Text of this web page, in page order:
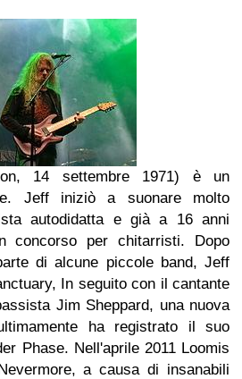
14 settembre 1971) è un
Jeff iniziò a suonare molto
autodidatta e già a 16 anni
concorso per chitarristi. Dopo
di alcune piccole band, Jeff
In seguito con il cantante
Jim Sheppard, una nuova
ha registrato il suo
Phase. Nell'aprile 2011 Loomis
a causa di insanabili